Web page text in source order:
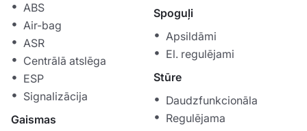
ABS
Air-bag
ASR
Centrālā atslēga
ESP
Signalizācija
Gaismas
Spoguļi
Apsildāmi
El. regulējami
Stūre
Daudzfunkcionāla
Regulējama